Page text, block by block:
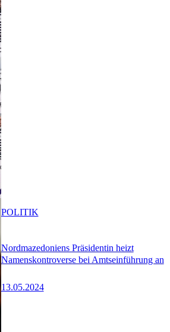
Nordmazedoniens Präsidentin heizt
Namenskontroverse bei Amtseinführung an
13.05.2024
POLITIK